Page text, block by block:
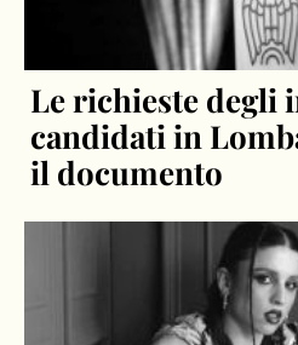
Le richieste degli
candidati in
il documento